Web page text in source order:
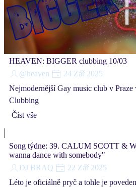
HEAVEN: BIGGER clubbing 10/03
@heaven
24 Zář 2025
Nejmodernější Gay music club v
Clubbing
Číst vše
Song týdne: 39. CALUM SCOTT &
wanna dance with somebody"
DJ BRAQ
22 Zář 2025
Léto je oficiálně pryč a tohle je